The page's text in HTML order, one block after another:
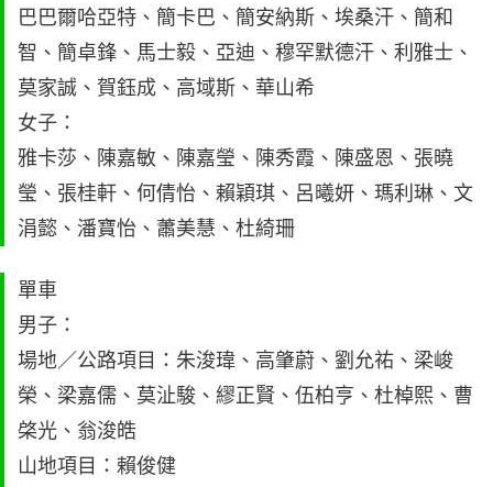
巴巴爾哈亞特、簡卡巴、簡安納斯、埃桑汗、簡和
智、簡卓鋒、馬士毅、亞迪、穆罕默德汗、利雅士、
莫家誠、賀鈺成、高域斯、華山希
女子：
雅卡莎、陳嘉敏、陳嘉瑩、陳秀霞、陳盛恩、張曉
瑩、張桂軒、何倩怡、賴穎琪、呂曦妍、瑪利琳、文
涓懿、潘寶怡、蕭美慧、杜綺珊
單車
男子：
場地／公路項目：朱浚瑋、高肇蔚、劉允祐、梁峻
榮、梁嘉儒、莫沚駿、繆正賢、伍柏亨、杜棹熙、曹
棨光、翁浚皓
山地項目：賴俊健